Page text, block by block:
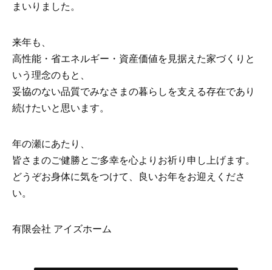
まいりました。
来年も、
高性能・省エネルギー・資産価値を見据えた家づくりと
いう理念のもと、
妥協のない品質でみなさまの暮らしを支える存在であり
続けたいと思います。
年の瀬にあたり、
皆さまのご健勝とご多幸を心よりお祈り申し上げます。
どうぞお身体に気をつけて、良いお年をお迎えくださ
い。
有限会社 アイズホーム